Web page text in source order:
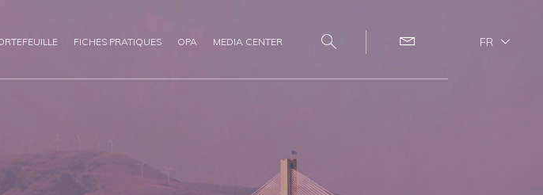
FR
FICHES PRATIQUES OPA MEDIA CENTER Search Contact